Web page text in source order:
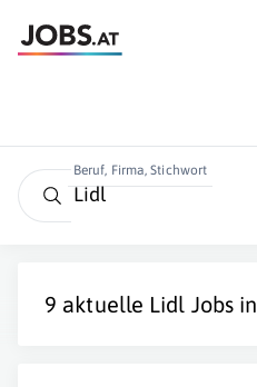
Beruf, Firma, Stichwort
9 aktuelle Lidl Jobs in